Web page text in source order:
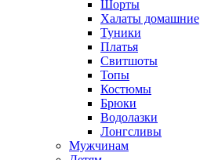
Шорты
Халаты домашние
Туники
Платья
Свитшоты
Топы
Костюмы
Брюки
Водолазки
Лонгсливы
Мужчинам